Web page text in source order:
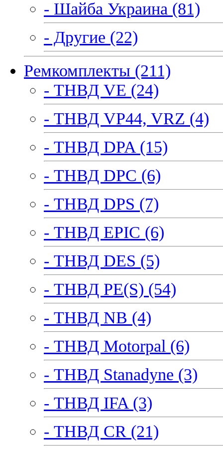
- Шайба Украина (81)
- Другие (22)
Ремкомплекты (211)
- ТНВД VE (24)
- ТНВД VP44, VRZ (4)
- ТНВД DPA (15)
- ТНВД DPC (6)
- ТНВД DPS (7)
- ТНВД EPIC (6)
- ТНВД DES (5)
- ТНВД PE(S) (54)
- ТНВД NB (4)
- ТНВД Motorpal (6)
- ТНВД Stanadyne (3)
- ТНВД IFA (3)
- ТНВД CR (21)